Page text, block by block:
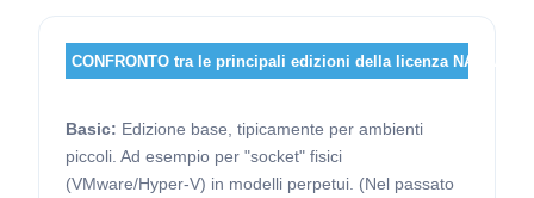
CONFRONTO tra le principali edizioni della licenza NAKIVO:
Basic: Edizione base, tipicamente per ambienti
piccoli. Ad esempio per "socket" fisici
(VMware/Hyper-V) in modelli perpetui. (Nel passato